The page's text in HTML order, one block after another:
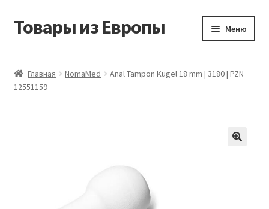
Перейти
Перейти
Товары из Европы Меню
Виды доставки
Главная NomaMed
Anal Tampon Kugel 18 mm | 3180 | PZN
12551159